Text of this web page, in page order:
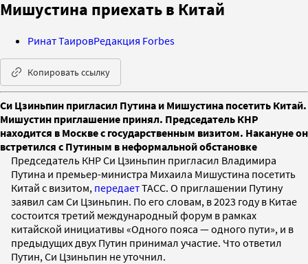
Мишустина приехать в Китай
Ринат ТаировРедакция Forbes
Копировать ссылку
Си Цзиньпин пригласил Путина и Мишустина посетить Китай.
Мишустин приглашение принял. Председатель КНР
находится в Москве с государственным визитом. Накануне он
встретился с Путиным в неформальной обстановке
Председатель КНР Си Цзиньпин пригласил Владимира
Путина и премьер-министра Михаила Мишустина посетить
Китай с визитом, передаетТАСС. О приглашении Путину
заявил сам Си Цзиньпин. По его словам, в 2023 году в Китае
состоится третий международный форум в рамках
китайской инициативы «Одного пояса — одного пути», и в
предыдущих двух Путин принимал участие. Что ответил
Путин, Си Цзиньпин не уточнил.